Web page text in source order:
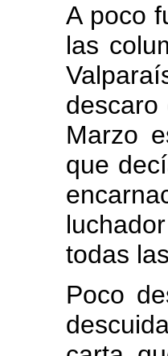
A poco
las
Marzo
que
todas
Poco